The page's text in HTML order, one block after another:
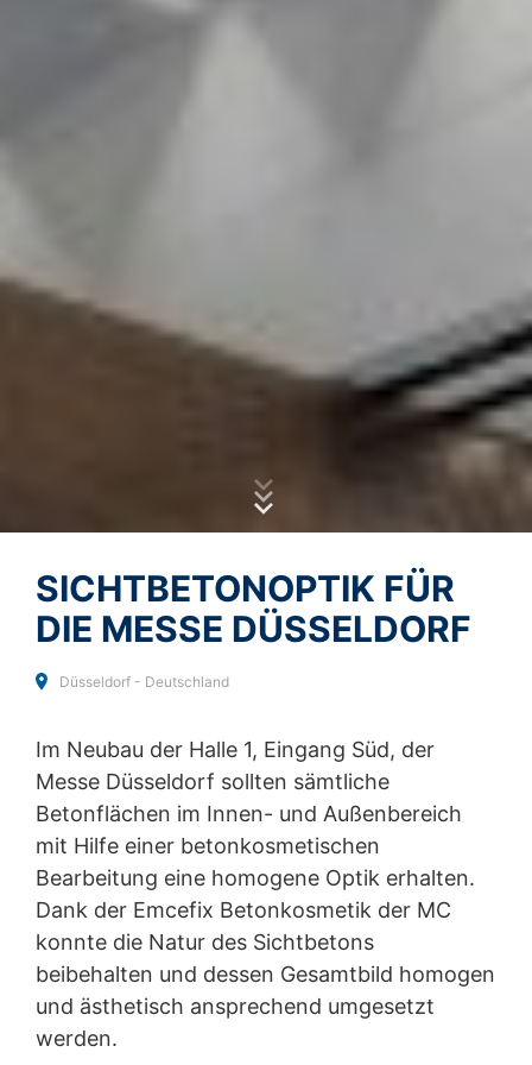
SICHTBETONOPTIK FÜR
DIE MESSE DÜSSELDORF
Düsseldorf - Deutschland
Im Neubau der Halle 1, Eingang Süd, der
Messe Düsseldorf sollten sämtliche
Betonflächen im Innen- und Außenbereich
mit Hilfe einer betonkosmetischen
Bearbeitung eine homogene Optik erhalten.
Dank der Emcefix Betonkosmetik der MC
konnte die Natur des Sichtbetons
beibehalten und dessen Gesamtbild homogen
und ästhetisch ansprechend umgesetzt
werden.
um Reports über die Websiteaktivitäten
diesem Fall gegebenenfalls nicht sämtliche Funktionen
dieser Website vollumfänglich werden nutzen können.
Sie können darüber hinaus die Erfassung der durch den
Cookie erzeugten und auf Ihre Nutzung der Website
bezogenen Daten (inkl. Ihrer IP-Adresse) an Google
sowie die Verarbeitung dieser Daten durch Google
verhindern, indem Sie das unter dem folgenden Link
https://tools.google.com/dlpage/gaoptout?hl=de
Sie können die Erfassung Ihrer Daten durch Google
Analytics verhindern, indem Sie auf folgenden Link
klicken. Es wird ein Opt-Out-Cookie gesetzt, der die
Website verhindert:
Mehr Informationen zum Umgang mit Nutzerdaten bei
Google Analytics finden Sie in der Datenschutzerklärung
er/6004245?hl=de
Auftragsdatenverarbeitung
Wir haben mit Google einen Vertrag zur
Auftragsdatenverarbeitung abgeschlossen und setzen
die strengen Vorgaben der deutschen
Datenschutzbehörden bei der Nutzung von Google
Analytics vollständig um.
YouTube
Dateigröße gesamt:
Datenschutzerklärungder MC-Bauchemie zu.
andTerms of Serviceapply.
SENDEN